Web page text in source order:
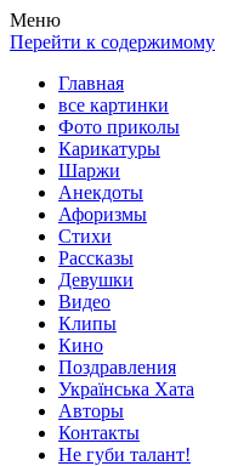
Весела хата —
клипы!
Покажем всем ваши фото
рассказы, видео и песни!
Меню
Перейти к содержимому
Главная
все картинки
Фото приколы
Карикатуры
Шаржи
Анекдоты
Афоризмы
Стихи
Рассказы
Девушки
Видео
Клипы
Кино
Поздравления
Українська Хата
Авторы
Контакты
Не губи талант!